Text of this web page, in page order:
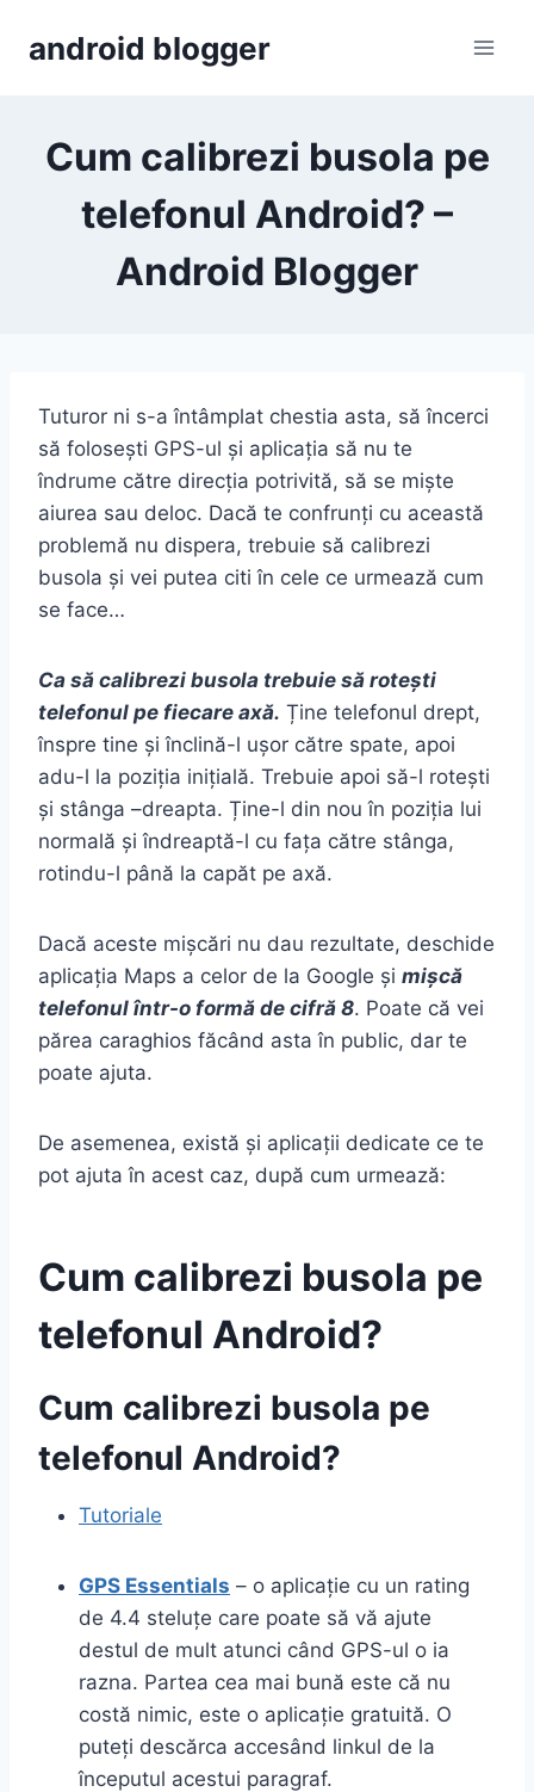
android blogger
Cum calibrezi busola pe
telefonul Android? –
Android Blogger
Tuturor ni s-a întâmplat chestia asta, să încerci
să folosești GPS-ul și aplicația să nu te
îndrume către direcția potrivită, să se miște
aiurea sau deloc. Dacă te confrunți cu această
problemă nu dispera, trebuie să calibrezi
busola și vei putea citi în cele ce urmează cum
se face…
Ca să calibrezi busola trebuie să rotești
telefonul pe fiecare axă. Ține telefonul drept,
înspre tine și înclină-l ușor către spate, apoi
adu-l la poziția inițială. Trebuie apoi să-l rotești
și stânga –dreapta. Ține-l din nou în poziția lui
normală și îndreaptă-l cu fața către stânga,
rotindu-l până la capăt pe axă.
Dacă aceste mișcări nu dau rezultate, deschide
aplicația Maps a celor de la Google și mișcă
telefonul într-o formă de cifră 8. Poate că vei
părea caraghios făcând asta în public, dar te
poate ajuta.
De asemenea, există și aplicații dedicate ce te
pot ajuta în acest caz, după cum urmează:
Cum calibrezi busola pe
telefonul Android?
Cum calibrezi busola pe
telefonul Android?
Tutoriale
GPS Essentials – o aplicație cu un rating
de 4.4 steluțe care poate să vă ajute
destul de mult atunci când GPS-ul o ia
razna. Partea cea mai bună este că nu
costă nimic, este o aplicație gratuită. O
puteți descărca accesând linkul de la
începutul acestui paragraf.